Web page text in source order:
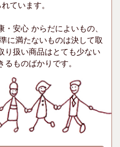
ています。
安心 からだによいもの、
に満たないものは決して取
り扱い商品はとても少ない
ものばかりです。